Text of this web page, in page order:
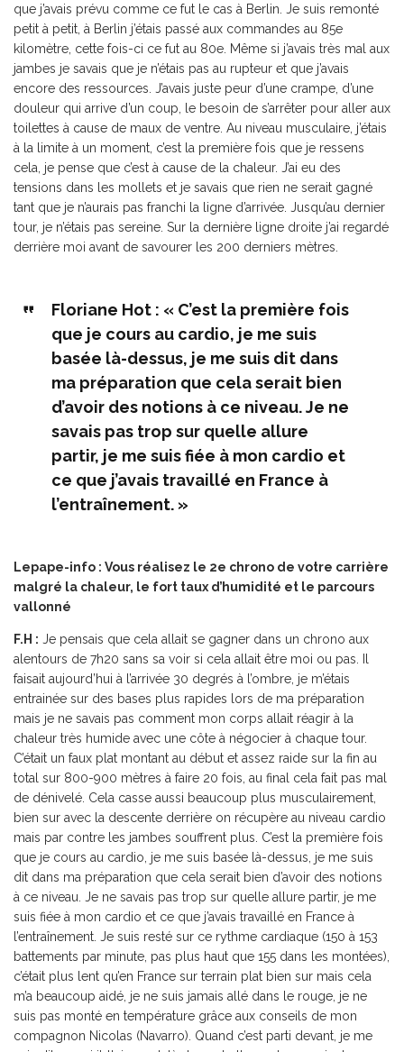
que j’avais prévu comme ce fut le cas à Berlin. Je suis remonté
petit à petit, à Berlin j’étais passé aux commandes au 85e
kilomètre, cette fois-ci ce fut au 80e. Même si j’avais très mal aux
jambes je savais que je n’étais pas au rupteur et que j’avais
encore des ressources. J’avais juste peur d’une crampe, d’une
douleur qui arrive d’un coup, le besoin de s’arrêter pour aller aux
toilettes à cause de maux de ventre. Au niveau musculaire, j’étais
à la limite à un moment, c’est la première fois que je ressens
cela, je pense que c’est à cause de la chaleur. J’ai eu des
tensions dans les mollets et je savais que rien ne serait gagné
tant que je n’aurais pas franchi la ligne d’arrivée. Jusqu’au dernier
tour, je n’étais pas sereine. Sur la dernière ligne droite j’ai regardé
derrière moi avant de savourer les 200 derniers mètres.
Floriane Hot : « C’est la première fois
que je cours au cardio, je me suis
basée là-dessus, je me suis dit dans
ma préparation que cela serait bien
d’avoir des notions à ce niveau. Je ne
savais pas trop sur quelle allure
partir, je me suis fiée à mon cardio et
ce que j’avais travaillé en France à
l’entraînement. »
Lepape-info : Vous réalisez le 2e chrono de votre carrière
malgré la chaleur, le fort taux d’humidité et le parcours
vallonné
F.H : Je pensais que cela allait se gagner dans un chrono aux
alentours de 7h20 sans sa voir si cela allait être moi ou pas. Il
faisait aujourd’hui à l’arrivée 30 degrés à l’ombre, je m’étais
entrainée sur des bases plus rapides lors de ma préparation
mais je ne savais pas comment mon corps allait réagir à la
chaleur très humide avec une côte à négocier à chaque tour.
C’était un faux plat montant au début et assez raide sur la fin au
total sur 800-900 mètres à faire 20 fois, au final cela fait pas mal
de dénivelé. Cela casse aussi beaucoup plus musculairement,
bien sur avec la descente derrière on récupère au niveau cardio
mais par contre les jambes souffrent plus. C’est la première fois
que je cours au cardio, je me suis basée là-dessus, je me suis
dit dans ma préparation que cela serait bien d’avoir des notions
à ce niveau. Je ne savais pas trop sur quelle allure partir, je me
suis fiée à mon cardio et ce que j’avais travaillé en France à
l’entraînement. Je suis resté sur ce rythme cardiaque (150 à 153
battements par minute, pas plus haut que 155 dans les montées),
c’était plus lent qu’en France sur terrain plat bien sur mais cela
m’a beaucoup aidé, je ne suis jamais allé dans le rouge, je ne
suis pas monté en température grâce aux conseils de mon
compagnon Nicolas (Navarro). Quand c’est parti devant, je me